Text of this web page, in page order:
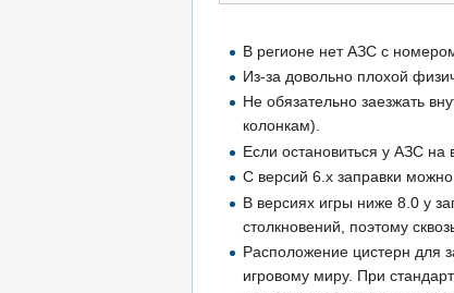
В регионе нет АЗС с
Из-за довольно плохой
Не обязательно заезжать
колонкам).
Если остановиться у АЗС на
С версий 6.х заправки
В версиях игры ниже 8.0 у
столкновений, поэтому
Расположение цистерн для
игровому миру. При